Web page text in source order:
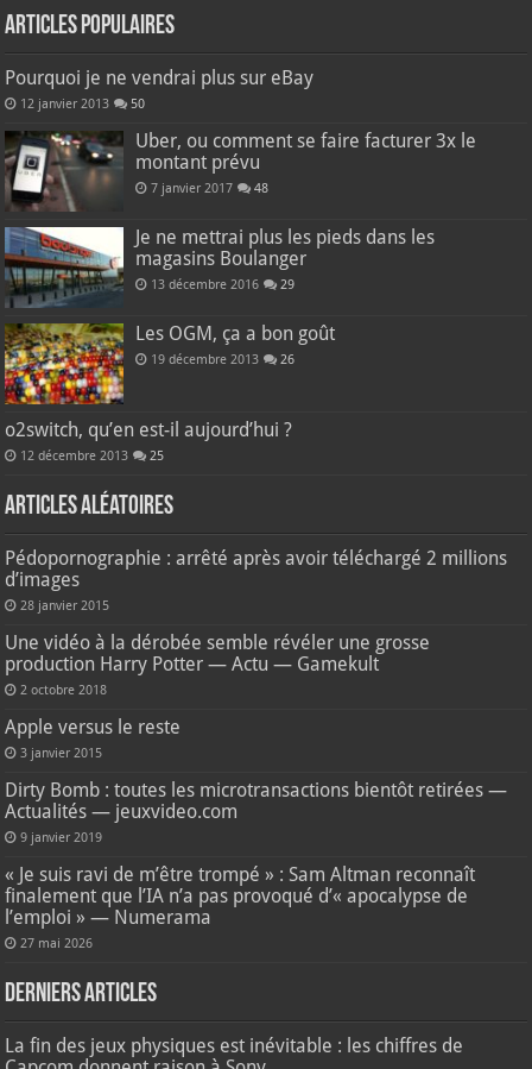
Articles populaires
Pourquoi je ne vendrai plus sur eBay
12 janvier 2013 50
Uber, ou comment se faire facturer 3x le
montant prévu
7 janvier 2017 48
Je ne mettrai plus les pieds dans les
magasins Boulanger
13 décembre 2016 29
Les OGM, ça a bon goût
19 décembre 2013 26
o2switch, qu’en est-il aujourd’hui ?
12 décembre 2013 25
Articles aléatoires
Pédopornographie : arrêté après avoir téléchargé 2 millions
d’images
28 janvier 2015
Une vidéo à la dérobée semble révéler une grosse
production Harry Potter — Actu — Gamekult
2 octobre 2018
Apple versus le reste
3 janvier 2015
Dirty Bomb : toutes les microtransactions bientôt retirées —
Actualités — jeuxvideo.com
9 janvier 2019
« Je suis ravi de m’être trompé » : Sam Altman reconnaît
finalement que l’IA n’a pas provoqué d’« apocalypse de
l’emploi » — Numerama
27 mai 2026
Derniers articles
La fin des jeux physiques est inévitable : les chiffres de